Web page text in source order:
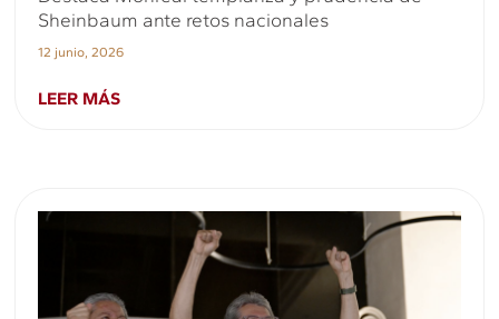
Sheinbaum ante retos nacionales
12 junio, 2026
LEER MÁS